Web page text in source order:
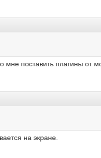
поставить плагины от
на экране.